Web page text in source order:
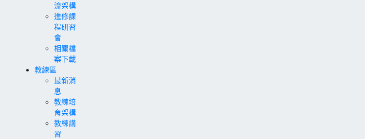
流架構
進修課
程研習
會
相關檔
案下載
教練區
最新消
息
教練培
育架構
教練講
習